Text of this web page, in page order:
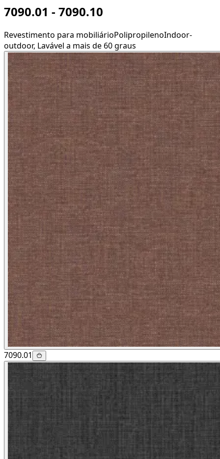
7090.01 - 7090.10
Revestimento para mobiliárioPolipropilenoIndoor-
outdoor, Lavável a mais de 60 graus
7090.01